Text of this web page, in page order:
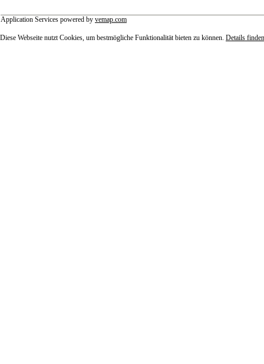
Application Services powered by vemap.com
Diese Webseite nutzt Cookies, um bestmögliche Funktionalität bieten zu können. Details